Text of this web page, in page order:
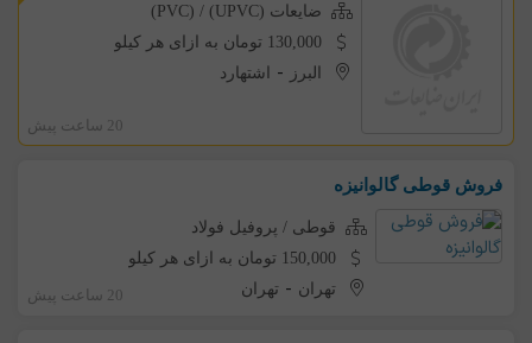
ضایعات (UPVC) / (PVC)
130,000 تومان به ازای هر کیلو
البرز
- اشتهارد
20 ساعت پیش
فروش قوطی گالوانیزه
قوطی / پروفیل فولاد
150,000 تومان به ازای هر کیلو
تهران - تهران 20 ساعت پیش